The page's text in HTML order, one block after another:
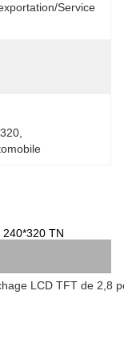
service
TN
LCD TFT de 2,8